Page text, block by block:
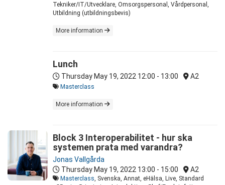
Tekniker/IT/Utvecklare, Omsorgspersonal, Vårdpersonal,
Utbildning (utbildningsbevis)
More information
Lunch
Thursday May 19, 2022 12:00 - 13:00 A2
Masterclass
More information
Block 3 Interoperabilitet - hur ska
systemen prata med varandra?
Jonas Vallgårda
Thursday May 19, 2022 13:00 - 15:00 A2
Masterclass, Svenska, Annat, eHälsa, Live, Standard